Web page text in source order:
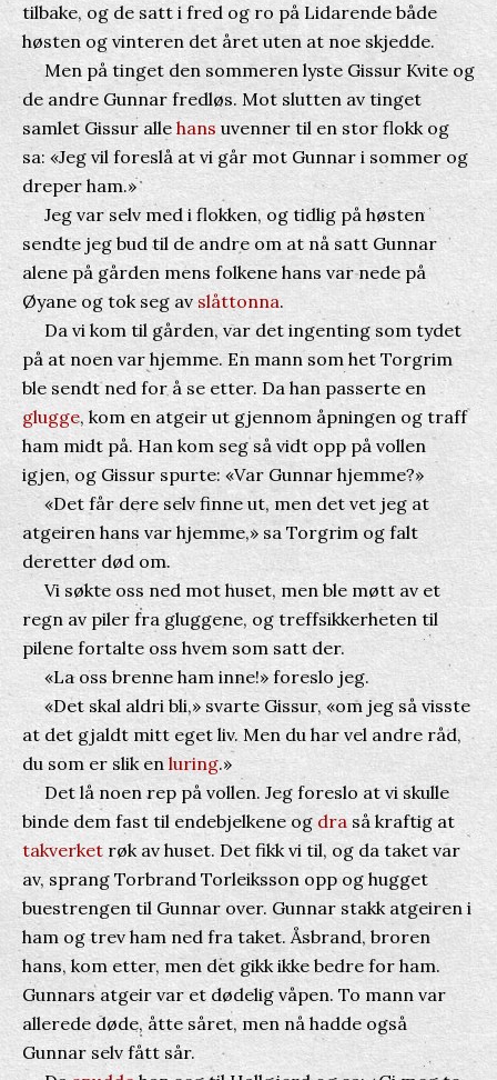
tilbake, og de satt i fred og ro på Lidarende både
høsten og vinteren det året uten at noe skjedde.
Men på tinget den sommeren lyste Gissur Kvite og
de andre Gunnar fredløs. Mot slutten av tinget
samlet Gissur alle hans uvenner til en stor flokk og
sa: «Jeg vil foreslå at vi går mot Gunnar i sommer og
dreper ham.»
Jeg var selv med i flokken, og tidlig på høsten
sendte jeg bud til de andre om at nå satt Gunnar
alene på gården mens folkene hans var nede på
Øyane og tok seg av slåttonna.
Da vi kom til gården, var det ingenting som tydet
på at noen var hjemme. En mann som het Torgrim
ble sendt ned for å se etter. Da han passerte en
glugge, kom en atgeir ut gjennom åpningen og traff
ham midt på. Han kom seg så vidt opp på vollen
igjen, og Gissur spurte: «Var Gunnar hjemme?»
«Det får dere selv finne ut, men det vet jeg at
atgeiren hans var hjemme,» sa Torgrim og falt
deretter død om.
Vi søkte oss ned mot huset, men ble møtt av et
regn av piler fra gluggene, og treffsikkerheten til
pilene fortalte oss hvem som satt der.
«La oss brenne ham inne!» foreslo jeg.
«Det skal aldri bli,» svarte Gissur, «om jeg så visste
at det gjaldt mitt eget liv. Men du har vel andre råd,
du som er slik en luring.»
Det lå noen rep på vollen. Jeg foreslo at vi skulle
binde dem fast til endebjelkene og dra så kraftig at
takverket røk av huset. Det fikk vi til, og da taket var
av, sprang Torbrand Torleiksson opp og hugget
buestrengen til Gunnar over. Gunnar stakk atgeiren i
ham og trev ham ned fra taket. Åsbrand, broren
hans, kom etter, men det gikk ikke bedre for ham.
Gunnars atgeir var et dødelig våpen. To mann var
allerede døde, åtte såret, men nå hadde også
Gunnar selv fått sår.